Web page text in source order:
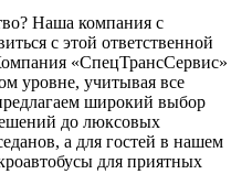
Наша компания с
с этой ответственной
«СпецТрансСервис»
уровне, учитывая все
широкий выбор
до люксовых
а для гостей в нашем
для приятных